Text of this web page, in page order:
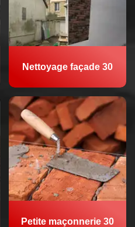
Nettoyage façade 30
Petite maçonnerie 30